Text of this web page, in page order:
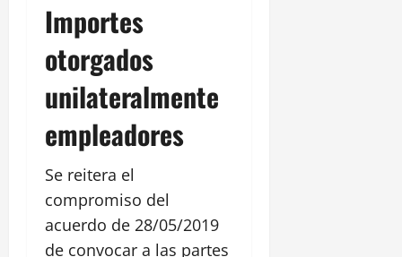
Importes
otorgados
unilateralmente
empleadores
Se reitera el
compromiso del
acuerdo de 28/05/2019
de convocar a las partes